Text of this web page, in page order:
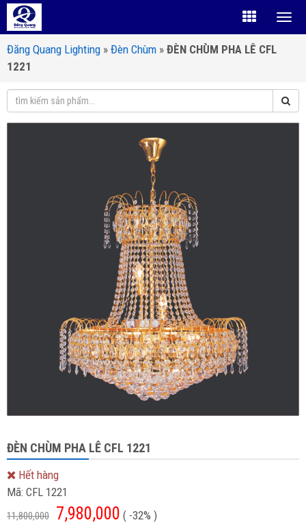
Đăng Quang Lighting » Đèn Chùm » ĐÈN CHÙM PHA LÊ CFL
1221
ĐÈN CHÙM PHA LÊ CFL 1221
Hết hàng
Mã: CFL 1221
11,800,000 7,980,000 ( -32% )